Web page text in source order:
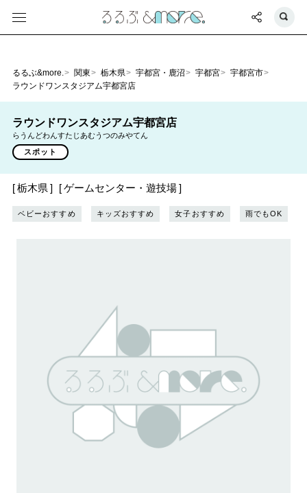
るるぶ&more. 関東 栃木県 宇都宮・鹿沼 宇都宮
宇都宮市
ラウンドワンスタジアム宇都宮店
ラウンドワンスタジアム宇都宮店
らうんどわんすたじあむうつのみやてん
スポット
栃木県 ゲームセンター・遊技場
ベビーおすすめ キッズおすすめ 女子おすすめ 雨でもOK